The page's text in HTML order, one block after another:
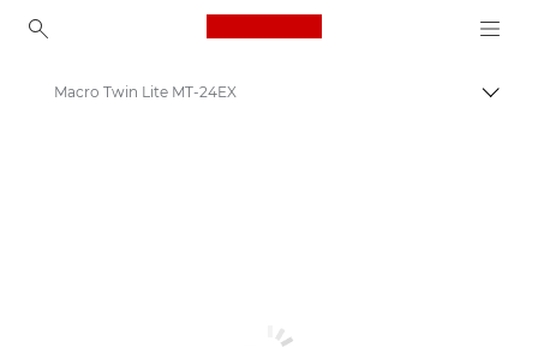
Canon Logo, back to
Macro Twin Lite MT-24EX